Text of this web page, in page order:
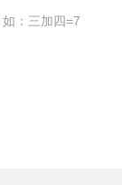
：三加四=7